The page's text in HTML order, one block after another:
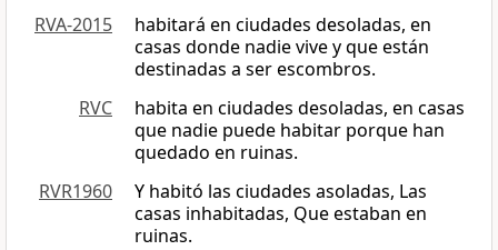
RVA-2015
habitará en ciudades desoladas, en
casas donde nadie vive y que están
destinadas a ser escombros.
RVC
habita en ciudades desoladas, en casas
que nadie puede habitar porque han
quedado en ruinas.
RVR1960
Y habitó las ciudades asoladas, Las
casas inhabitadas, Que estaban en
ruinas.